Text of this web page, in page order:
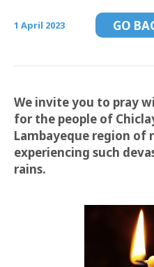
1 April 2023 GO
We invite you to pray
for the people of
Lambayeque region of
experiencing such
rains.